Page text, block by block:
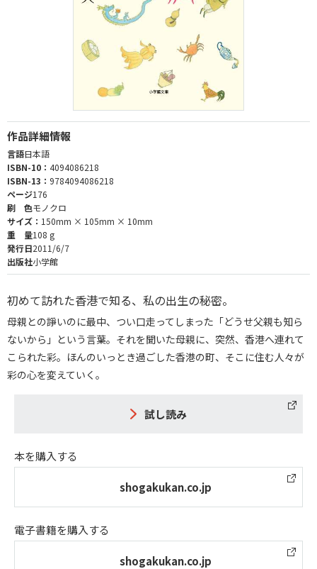
作品詳細情報
言語日本語
ISBN-10： 4094086218
ISBN-13： 9784094086218
ページ176
刷 色モノクロ
サイズ： 150mm × 105mm × 10mm
重 量108 g
発行日2011/6/7
出版社小学館
初めて訪れた香港で知る、私の出生の秘密。
母親との諍いのに最中、つい口走ってしまった「どうせ父親も知ら
ないから」という言葉。それを聞いた母親に、突然、香港へ連れて
こられた彩。ほんのいっとき過ごした香港の町、そこに住む人々が
彩の心を変えていく。
試し読み
本を購入する
shogakukan.co.jp
電子書籍を購入する
shogakukan.co.jp